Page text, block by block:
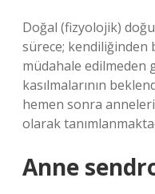
Doğal (fizyolojik)
sürece; kendiliğinden
müdahale edilmeden
kasılmalarının
hemen sonra
olarak
Anne